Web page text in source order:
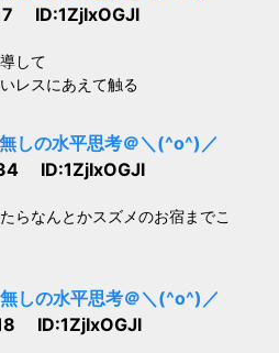
ID:1ZjIxOGJl
して
レスにあえて触る
しの水平思考＠＼(^o^)／
ID:1ZjIxOGJl
らなんとかスズメのお宿までこ
しの水平思考＠＼(^o^)／
ID:1ZjIxOGJl